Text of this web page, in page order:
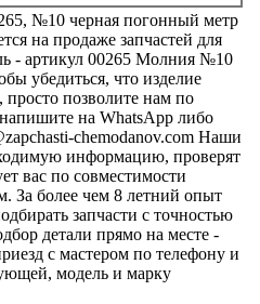
№10 черная погонный метр
на продаже запчастей для
- артикул 00265 Молния №10
убедиться, что изделие
позволите нам по
на WhatsApp либо
chemodanov.com Наши
информацию, проверят
вас по совместимости
За более чем 8 летний опыт
запчасти с точностью
детали прямо на месте -
с мастером по телефону и
модель и марку